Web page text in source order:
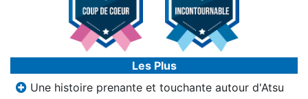
Les Plus
Une histoire prenante et touchante autour d'Atsu